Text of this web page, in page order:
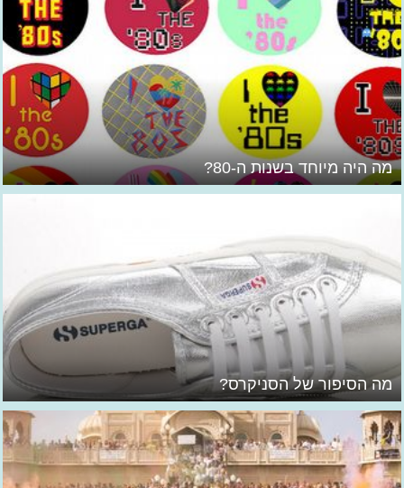
מה היה מיוחד בשנות ה-80?
מה הסיפור של הסניקרס?